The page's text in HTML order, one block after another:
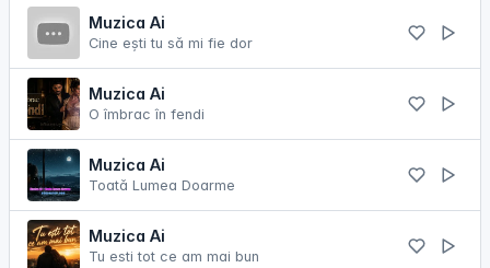
Muzica Ai
Cine ești tu să mi fie dor
Muzica Ai
O îmbrac în fendi
Muzica Ai
Toată Lumea Doarme
Muzica Ai
Tu esti tot ce am mai bun